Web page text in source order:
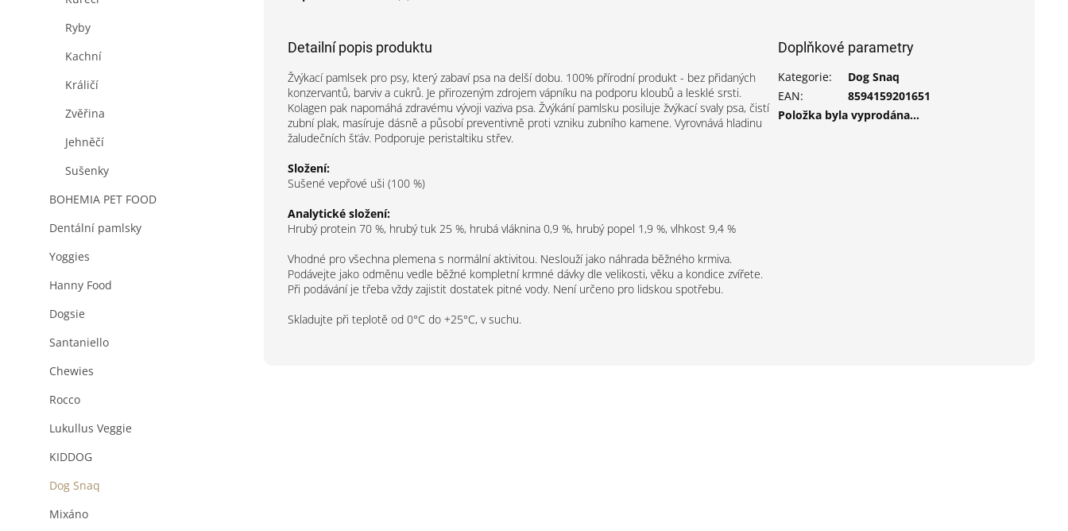
Ryby
Kachní
Králičí
Zvěřina
Jehněčí
Sušenky
BOHEMIA PET FOOD
Dentální pamlsky
Yoggies
Hanny Food
Dogsie
Santaniello
Chewies
Rocco
Lukullus Veggie
KIDDOG
Dog Snaq
Mixáno
Detailní popis produktu
Žvýkací pamlsek pro psy, který zabaví psa na delší dobu. 100% přírodní produkt - bez přidaných
konzervantů, barviv a cukrů. Je přirozeným zdrojem vápníku na podporu kloubů a lesklé srsti.
Kolagen pak napomáhá zdravému vývoji vaziva psa. Žvýkání pamlsku posiluje žvýkací svaly psa, čistí
zubní plak, masíruje dásně a působí preventivně proti vzniku zubního kamene. Vyrovnává hladinu
žaludečních šťáv. Podporuje peristaltiku střev.
Složení:
Sušené vepřové uši (100 %)
Analytické složení:
Hrubý protein 70 %, hrubý tuk 25 %, hrubá vláknina 0,9 %, hrubý popel 1,9 %, vlhkost 9,4 %
Vhodné pro všechna plemena s normální aktivitou. Neslouží jako náhrada běžného krmiva.
Podávejte jako odměnu vedle běžné kompletní krmné dávky dle velikosti, věku a kondice zvířete.
Při podávání je třeba vždy zajistit dostatek pitné vody. Není určeno pro lidskou spotřebu.
Skladujte při teplotě od 0°C do +25°C, v suchu.
Doplňkové parametry
Kategorie:
Dog Snaq
EAN:
8594159201651
Položka byla vyprodána…